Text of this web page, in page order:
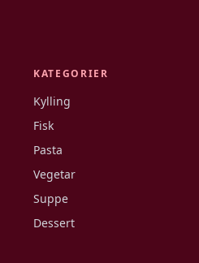
KATEGORIER
Kylling
Fisk
Pasta
Vegetar
Suppe
Dessert